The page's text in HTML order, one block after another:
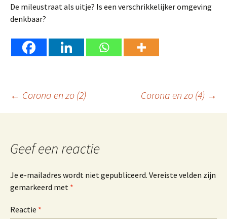
De mileustraat als uitje? Is een verschrikkelijker omgeving
denkbaar?
Berichtnavigatie
← Corona en zo (2) Corona en zo (4) →
Geef een reactie
Je e-mailadres wordt niet gepubliceerd. Vereiste velden zijn
gemarkeerd met *
Reactie *